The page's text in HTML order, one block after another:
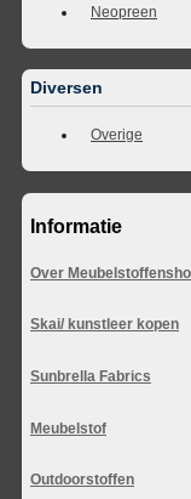
Neopreen
Diversen
Overige
Informatie
Over
Skai/ kunstleer kopen
Sunbrella Fabrics
Meubelstof
Outdoorstoffen